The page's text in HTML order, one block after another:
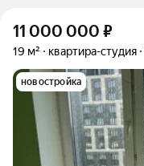
11 000 000 ₽
19 м² квартира-студия
новостройка